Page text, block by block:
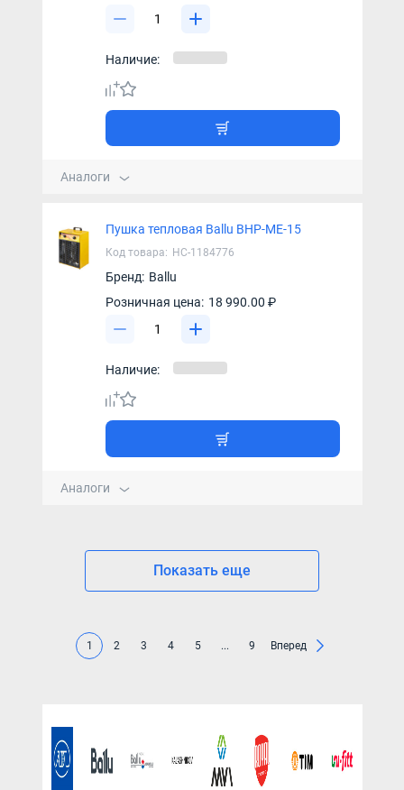
Наличие:
Аналоги
Пушка тепловая Ballu BHP-ME-15
Код товара: НС-1184776
Бренд: Ballu
Розничная цена: 18 990.00 ₽
Наличие:
Аналоги
Показать еще
1 2 3 4 5 ... 9 Вперед